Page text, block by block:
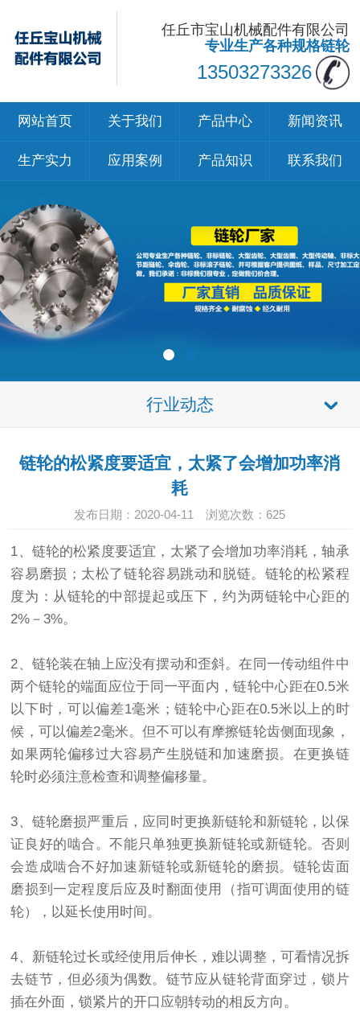
任丘市宝山机械配件有限公司
专业生产各种规格链轮
13503273326
网站首页 关于我们 产品中心 新闻资讯
生产实力 应用案例 产品知识 联系我们
行业动态
链轮的松紧度要适宜，太紧了会增加功率消
耗
发布日期：2020-04-11 浏览次数： 625
1、 链轮的松紧度要适宜，太紧了会增加功率消耗，轴承
容易磨损；太松了链轮容易跳动和脱链。链轮的松紧程
度为：从链轮的中部提起或压下，约为两链轮中心距的
2%－3%。
2、链轮装在轴上应没有摆动和歪斜。在同一传动组件中
两个链轮的端面应位于同一平面内，链轮中心距在0.5米
以下时，可以偏差1毫米；链轮中心距在0.5米以上的时
候，可以偏差2毫米。但不可以有摩擦链轮齿侧面现象，
如果两轮偏移过大容易产生脱链和加速磨损。在更换链
轮时必须注意检查和调整偏移量。
3、链轮磨损严重后，应同时更换新链轮和新链轮，以保
证良好的啮合。不能只单独更换新链轮或新链轮。否则
会造成啮合不好加速新链轮或新链轮的磨损。链轮齿面
磨损到一定程度后应及时翻面使用（指可调面使用的链
轮），以延长使用时间。
4、新链轮过长或经使用后伸长，难以调整，可看情况拆
去链节，但必须为偶数。链节应从链轮背面穿过，锁片
插在外面，锁紧片的开口应朝转动的相反方向。